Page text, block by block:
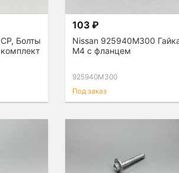
Болты
103 ₽
Nissan 925940M300
М4 с фланцем
925940M300
Под заказ